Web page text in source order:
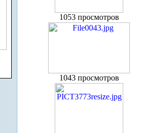
1053 просмотров
1043 просмотров